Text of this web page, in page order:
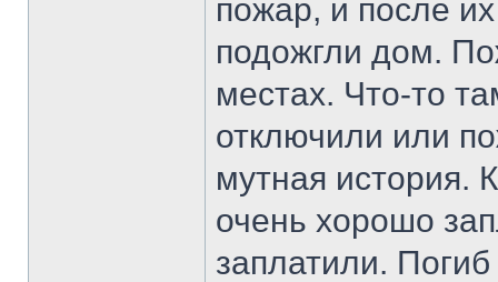
пожар, и после
подожгли дом.
местах. Что-то
отключили или
мутная история.
очень хорошо
заплатили.